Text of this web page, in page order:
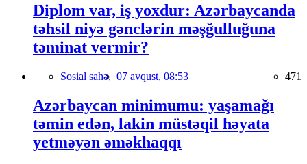
Diplom var, iş yoxdur: Azərbaycanda
təhsil niyə gənclərin məşğulluğuna
təminat vermir?
Sosial sahə, 07 avqust, 08:53 471
Azərbaycan minimumu: yaşamağı
təmin edən, lakin müstəqil həyata
yetməyən əməkhaqqı